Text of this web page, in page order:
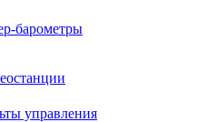
барометры
управления